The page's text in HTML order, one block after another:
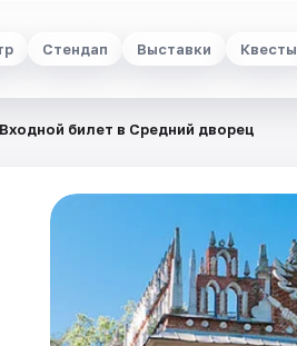
Стендап Выставки Квесты
Входной билет в Средний дворец